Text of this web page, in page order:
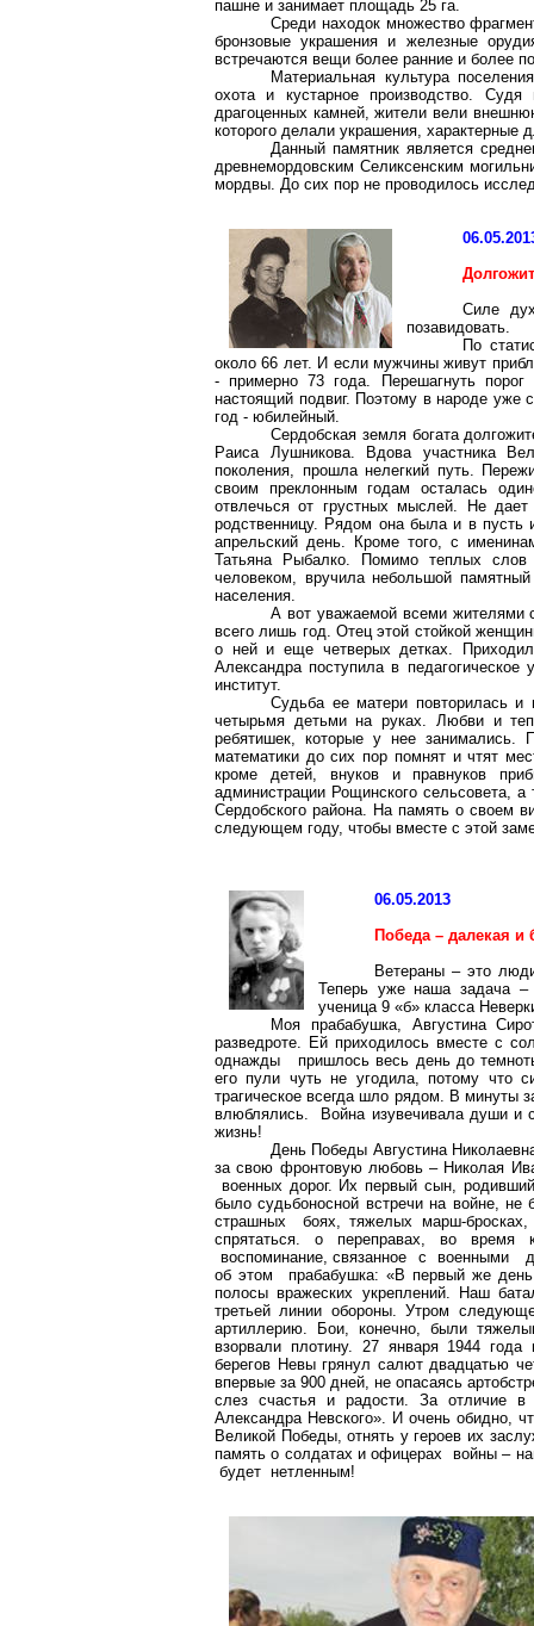
пашне и занимает площадь 25 га.
Среди находок множество
бронзовые украшения и железные
встречаются вещи более ранние и более
Материальная культура
охота и кустарное производство.
драгоценных камней, жители вели
которого делали украшения, характерные
Данный памятник является
древнемордовским Селиксенским
мордвы. До сих пор не проводилось
Силе
позавидовать.
По
около 66 лет. И если мужчины живут
- примерно 73 года. Перешагнуть
настоящий подвиг. Поэтому в народе уже
год - юбилейный.
Сердобская земля богата
Раиса Лушникова. Вдова участника
поколения, прошла нелегкий путь.
своим преклонным годам осталась
отвлечься от грустных мыслей. Не
родственницу. Рядом она была и в
апрельский день. Кроме того, с
Татьяна Рыбалко. Помимо теплых
человеком, вручила небольшой
населения.
А вот уважаемой всеми жителями
всего лишь год. Отец этой стойкой
о ней и еще четверых детках.
Александра поступила в педагогическое
институт.
Судьба ее матери повторилась
четырьмя детьми на руках. Любви и
ребятишек, которые у нее занимались.
математики до сих пор помнят и чтят
кроме детей, внуков и правнуков
администрации Рощинского сельсовета,
Сердобского района. На память о своем
следующем году, чтобы вместе с этой
06.05.2013
Победа – далекая и
Ветераны – это
Теперь уже наша задача
ученица 9 «б» класса
Моя прабабушка, Августина
разведроте. Ей приходилось вместе с
однажды пришлось весь день до
его пули чуть не угодила, потому что
трагическое всегда шло рядом. В минуты
влюблялись. Война изувечивала души и
жизнь!
День Победы Августина
за свою фронтовую любовь – Николая
военных дорог. Их первый сын,
было судьбоносной встречи на войне,
страшных боях, тяжелых марш-
спрятаться. о переправах, во
воспоминание, связанное с военными
об этом прабабушка: «В первый же день
полосы вражеских укреплений. Наш
третьей линии обороны. Утром
артиллерию. Бои, конечно, были
взорвали плотину. 27 января 1944
берегов Невы грянул салют двадцатью
впервые за 900 дней, не опасаясь
слез счастья и радости. За отличие
Александра Невского». И очень обидно,
Великой Победы, отнять у героев их
память о солдатах и офицерах войны –
будет нетленным!